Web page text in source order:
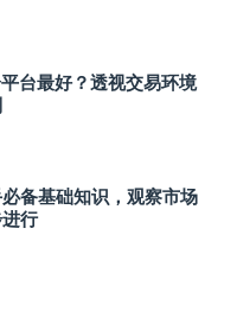
台最好？透视交易环境
备基础知识，观察市场
行